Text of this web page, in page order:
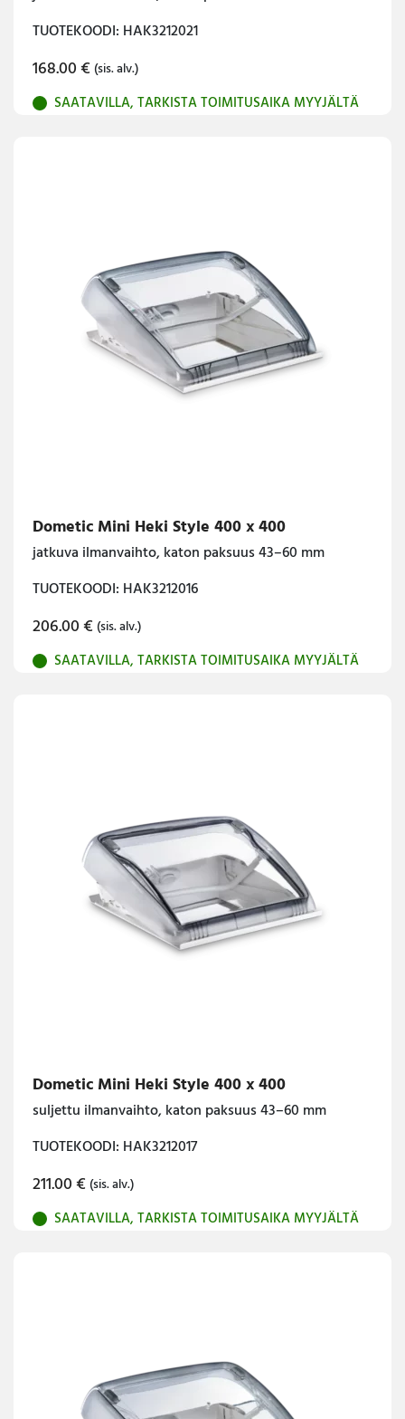
TUOTEKOODI: HAK3212021
168.00€ (sis. alv.)
SAATAVILLA, TARKISTA TOIMITUSAIKA MYYJÄLTÄ
Dometic Mini Heki Style 400 x 400
jatkuva ilmanvaihto, katon paksuus 43–60 mm
TUOTEKOODI: HAK3212016
206.00€ (sis. alv.)
SAATAVILLA, TARKISTA TOIMITUSAIKA MYYJÄLTÄ
Dometic Mini Heki Style 400 x 400
suljettu ilmanvaihto, katon paksuus 43–60 mm
TUOTEKOODI: HAK3212017
211.00€ (sis. alv.)
SAATAVILLA, TARKISTA TOIMITUSAIKA MYYJÄLTÄ